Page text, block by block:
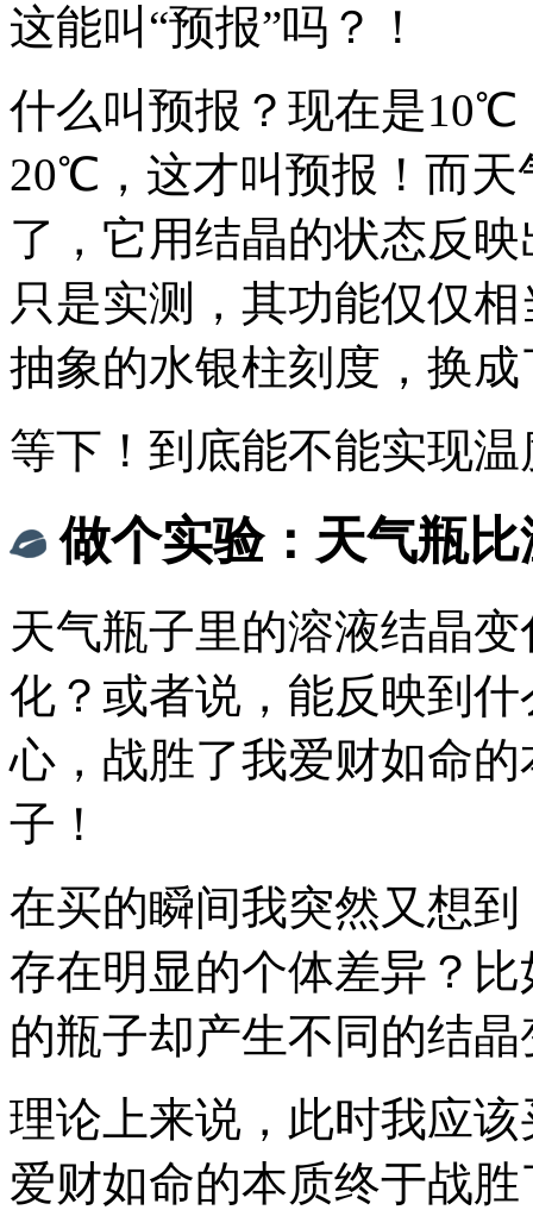
这能叫“预报”吗？！
什么叫预报？现在是10℃
20℃，这才叫预报！而
了，它用结晶的状态反
只是实测，其功能仅仅
抽象的水银柱刻度，换
等下！到底能不能实现
做个实验：天气瓶
天气瓶子里的溶液结晶
化？或者说，能反映到
心，战胜了我爱财如命
子！
在买的瞬间我突然又想
存在明显的个体差异？
的瓶子却产生不同的结晶
理论上来说，此时我应
爱财如命的本质终于战